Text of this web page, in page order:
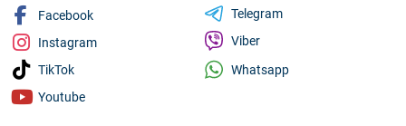
Facebook
Instagram
TikTok
Youtube
Telegram
Viber
Whatsapp